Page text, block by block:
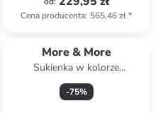
Cena producenta: 565,46 zł*
More & More
Sukienka w kolorze
granatowym
-75%